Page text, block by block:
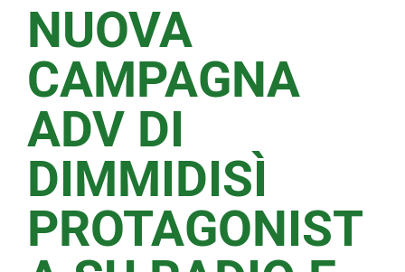
NUOVA
CAMPAGNA
ADV DI
DIMMIDISÌ
PROTAGONIST